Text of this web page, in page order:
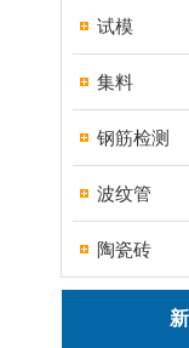
试模
集料
钢筋检测
波纹管
陶瓷砖